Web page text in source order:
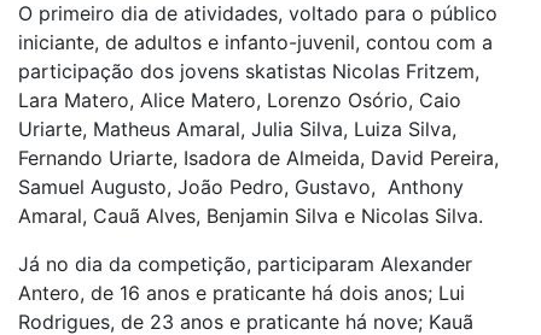
O primeiro dia de atividades, voltado para o público
iniciante, de adultos e infanto-juvenil, contou com a
participação dos jovens skatistas Nicolas Fritzem,
Lara Matero, Alice Matero, Lorenzo Osório, Caio
Uriarte, Matheus Amaral, Julia Silva, Luiza Silva,
Fernando Uriarte, Isadora de Almeida, David Pereira,
Samuel Augusto, João Pedro, Gustavo, Anthony
Amaral, Cauã Alves, Benjamin Silva e Nicolas Silva.
Já no dia da competição, participaram Alexander
Antero, de 16 anos e praticante há dois anos; Lui
Rodrigues, de 23 anos e praticante há nove; Kauã